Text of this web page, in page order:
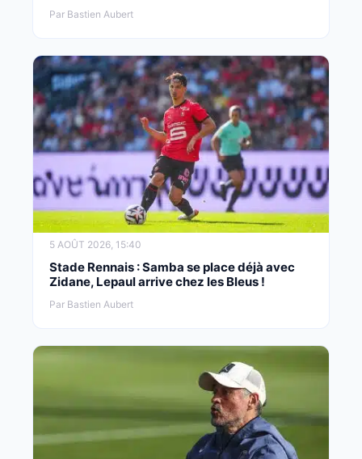
Par Bastien Aubert
5 AOÛT 2026, 15:40
Stade Rennais : Samba se place déjà avec
Zidane, Lepaul arrive chez les Bleus !
Par Bastien Aubert